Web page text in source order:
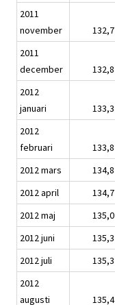
2011
november
132,7
2011
december
132,8
2012
januari
133,3
2012
februari
133,8
2012 mars
134,8
2012 april
134,7
2012 maj
135,0
2012 juni
135,3
2012 juli
135,3
2012
augusti
135,4